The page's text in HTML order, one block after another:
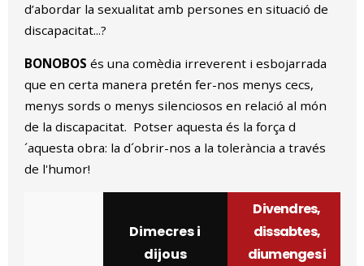
d’abordar la sexualitat amb persones en situació de
discapacitat...?
BONOBOS és una comèdia irreverent i esbojarrada
que en certa manera pretén fer-nos menys cecs,
menys sords o menys silenciosos en relació al món
de la discapacitat. Potser aquesta és la força d
´aquesta obra: la d´obrir-nos a la tolerància a través
de l'humor!
Dimecres i
dijous
Divendres,
dissabtes,
diumenges i